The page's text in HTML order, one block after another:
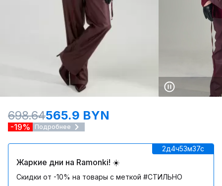
698.64565.9 BYN
-19% Подробнее
2д4ч53м37c
Жаркие дни на Ramonki! ☀️
Скидки от -10% на товары с меткой #СТИЛЬНО